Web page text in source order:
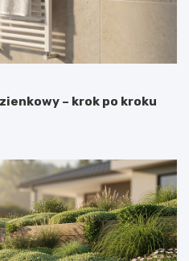
– krok po kroku